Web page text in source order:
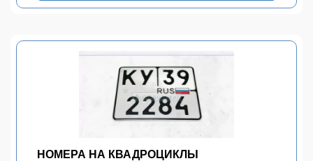
НОМЕРА НА КВАДРОЦИКЛЫ